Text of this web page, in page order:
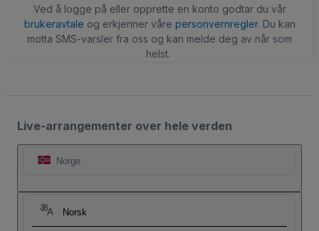
Ved å logge på eller opprette en konto godtar du vår
brukeravtale og erkjenner våre personvernregler. Du kan
motta SMS-varsler fra oss og kan melde deg av når som
helst.
Live-arrangementer over hele verden
Norge
Norsk